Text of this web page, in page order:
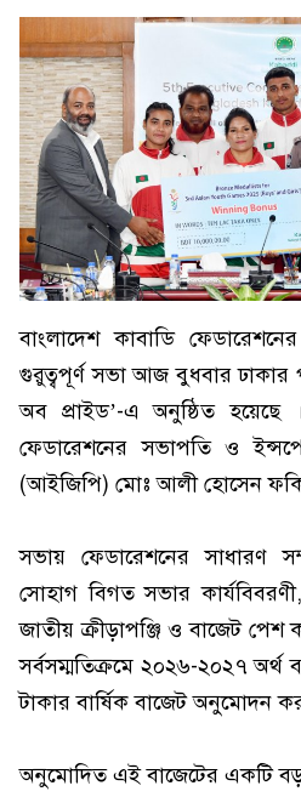
বাংলাদেশ কাবাডি
গুরুত্বপূর্ণ সভা আজ বুধবার ঢাকার
অব প্রাইড’-এ অনুষ্ঠিত হয়েছে
ফেডারেশনের সভাপতি ও
(আইজিপি) মোঃ আলী হোসেন
সভায় ফেডারেশনের
সোহাগ বিগত সভার
জাতীয় ক্রীড়াপঞ্জি ও বাজেট
সর্বসম্মতিক্রমে ২০২৬-২০২৭ অর্থ
টাকার বার্ষিক বাজেট অনুমোদন
অনুমোদিত এই বাজেটের একটি